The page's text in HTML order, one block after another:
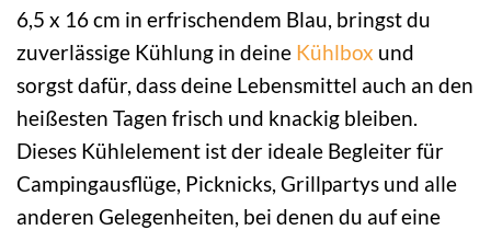
6,5 x 16 cm in erfrischendem Blau, bringst du
zuverlässige Kühlung in deine Kühlbox und
sorgst dafür, dass deine Lebensmittel auch an den
heißesten Tagen frisch und knackig bleiben.
Dieses Kühlelement ist der ideale Begleiter für
Campingausflüge, Picknicks, Grillpartys und alle
anderen Gelegenheiten, bei denen du auf eine